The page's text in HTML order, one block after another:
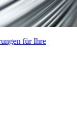
für Ihre